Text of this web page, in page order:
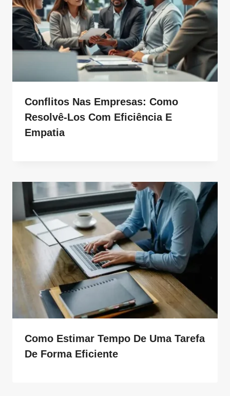
Conflitos Nas Empresas: Como
Resolvê-Los Com Eficiência E
Empatia
Como Estimar Tempo De Uma Tarefa
De Forma Eficiente